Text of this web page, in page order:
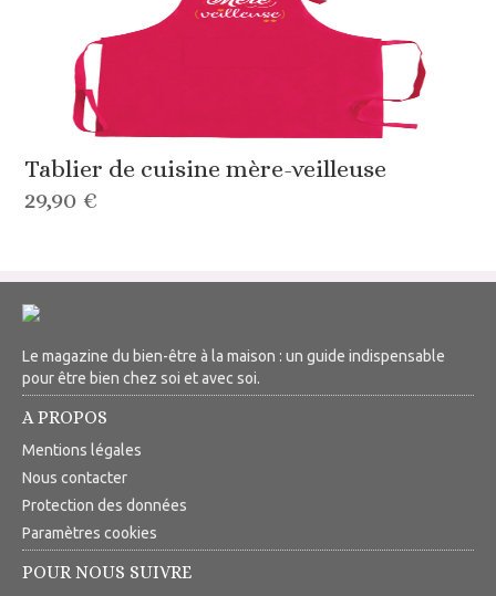
Tablier de cuisine mère-veilleuse
29,90 €
Le magazine du bien-être à la maison : un guide indispensable
pour être bien chez soi et avec soi.
A PROPOS
Mentions légales
Nous contacter
Protection des données
Paramètres cookies
POUR NOUS SUIVRE